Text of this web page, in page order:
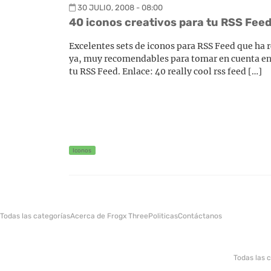
30 JULIO, 2008 - 08:00
40 iconos creativos para tu RSS
Excelentes sets de iconos para RSS Feed que
ya, muy recomendables para tomar en cuenta
tu RSS Feed. Enlace: 40 really cool rss feed […]
Iconos
Todas las categoríasAcerca de Frogx ThreePoliticasContáctanos
Todas las